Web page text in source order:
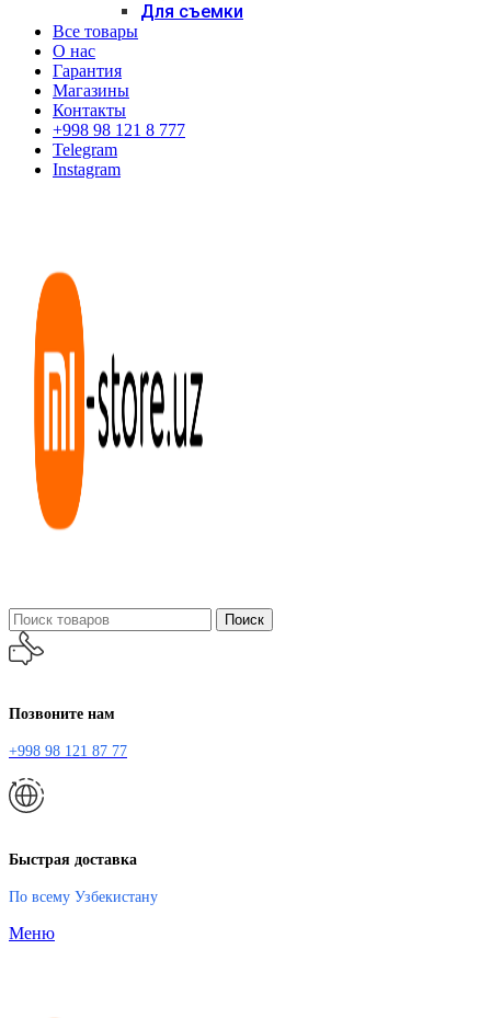
Для съемки
Все товары
О нас
Гарантия
Магазины
Контакты
+998 98 121 8 777
Telegram
Instagram
Поиск
Позвоните нам
+998 98 121 87 77
Быстрая доставка
По всему Узбекистану
Меню